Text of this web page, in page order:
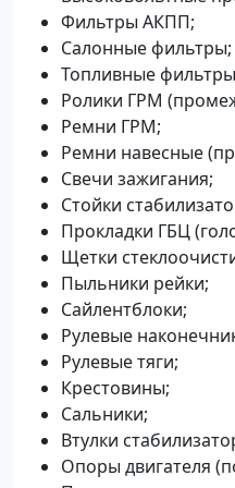
Фильтры АКПП;
Салонные фильтры;
Топливные
Ролики ГРМ
Ремни ГРМ;
Ремни навесные
Свечи зажигания;
Стойки
Прокладки ГБЦ
Щетки
Пыльники рейки;
Сайлентблоки;
Рулевые
Рулевые тяги;
Крестовины;
Сальники;
Втулки
Опоры двигателя